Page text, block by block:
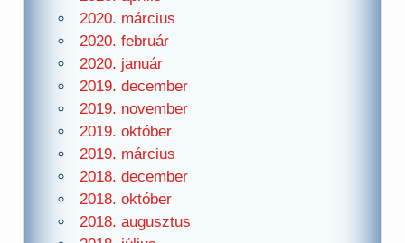
2020. március
2020. február
2020. január
2019. december
2019. november
2019. október
2019. március
2018. december
2018. október
2018. augusztus